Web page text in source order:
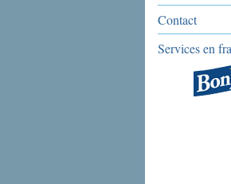
Contact
Services en